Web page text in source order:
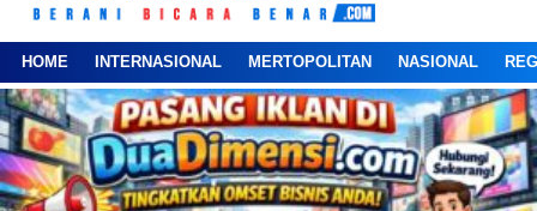
HOME INTERNASIONAL MERTOPOLITAN NASIONAL